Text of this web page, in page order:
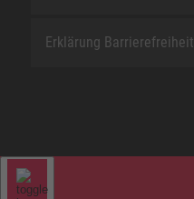
Erklärung Barrierefreiheit